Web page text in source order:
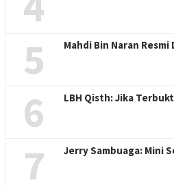
5 Mahdi Bin Naran
6 LBH Qisth: Jika
7 Jerry Sambuaga: Mini